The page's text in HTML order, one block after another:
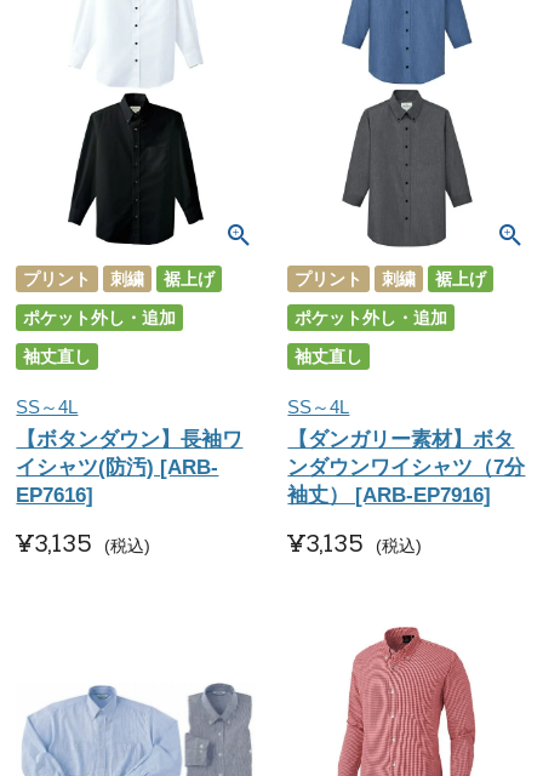
プリント 刺繍
裾上げ
ポケット外し・追加
袖丈直し
SS～4L
【ボタンダウン】長袖ワ
イシャツ(防汚) [ARB-
EP7616]
¥3,135 税込
プリント 刺繍
裾上げ
ポケット外し・追加
袖丈直し
SS～4L
【ダンガリー素材】ボタ
ンダウンワイシャツ（7分
袖丈） [ARB-EP7916]
¥3,135 税込